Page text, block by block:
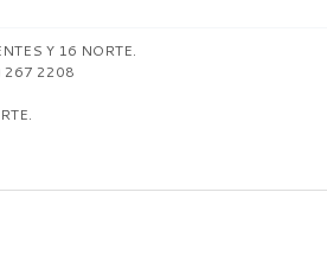
Y 16 NORTE.
267 2208